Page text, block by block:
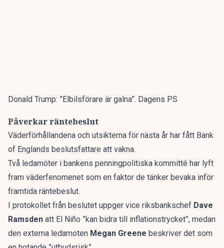
Donald Trump: ”Elbilsförare är galna”. Dagens PS
Påverkar räntebeslut
Väderförhållandena och utsikterna för nästa år har fått Bank
of Englands beslutsfattare att vakna.
Två ledamöter i bankens penningpolitiska kommitté har lyft
fram väderfenomenet som en faktor de tänker bevaka inför
framtida räntebeslut.
I protokollet från beslutet uppger vice riksbankschef Dave
Ramsden att El Niño ”kan bidra till inflationstrycket”, medan
den externa ledamoten Megan Greene beskriver det som